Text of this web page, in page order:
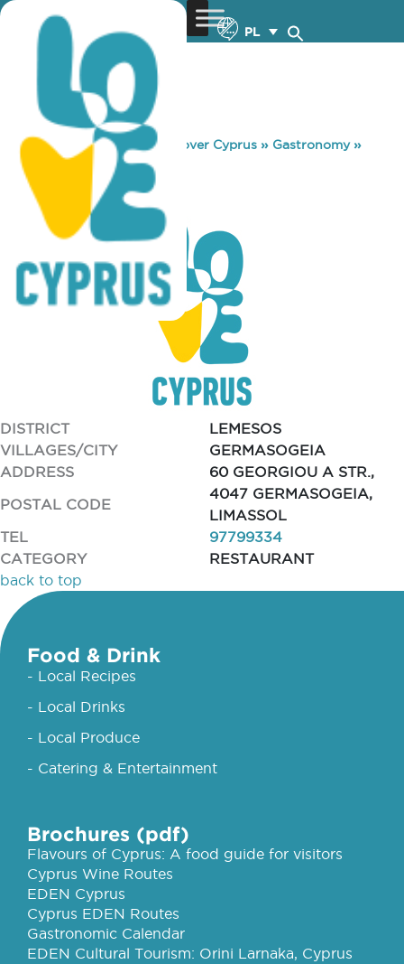
PL
You are here: Home »Discover Cyprus » Gastronomy»
PELMENTOR
PELMENTOR
DISTRICT
LEMESOS
VILLAGES/CITY
GERMASOGEIA
ADDRESS
60 GEORGIOU A STR.,
POSTAL CODE
4047 GERMASOGEIA,
LIMASSOL
TEL
97799334
CATEGORY
RESTAURANT
back to top
Food & Drink
- Local Recipes
- Local Drinks
- Local Produce
- Catering & Entertainment
Brochures (pdf)
Flavours of Cyprus: A food guide for visitors
Cyprus Wine Routes
EDEN Cyprus
Cyprus EDEN Routes
Gastronomic Calendar
EDEN Cultural Tourism: Orini Larnaka, Cyprus